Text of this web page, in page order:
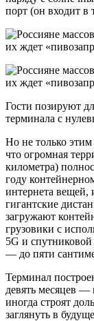
порт (он входит в
Гости позируют
терминала с
Но не только
что огромная
километра)
году
интернета вещей,
гигантские
загружают
грузовики с
5G и
— до пяти
Терминал
девять месяцев —
иногда строят
заглянуть в